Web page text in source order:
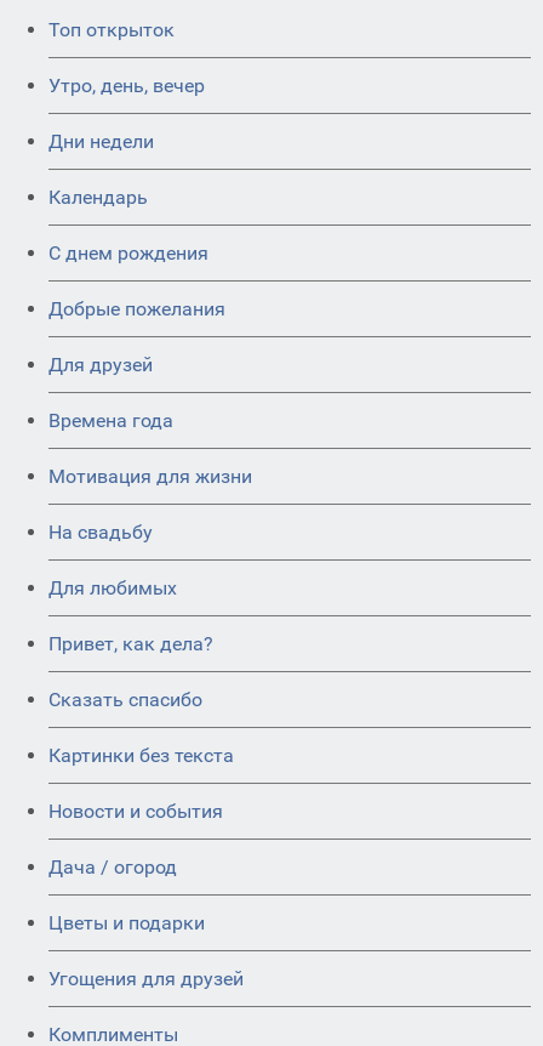
Топ открыток
Утро, день, вечер
Дни недели
Календарь
C днем рождения
Добрые пожелания
Для друзей
Времена года
Мотивация для жизни
На свадьбу
Для любимых
Привет, как дела?
Сказать спасибо
Картинки без текста
Новости и события
Дача / огород
Цветы и подарки
Угощения для друзей
Комплименты